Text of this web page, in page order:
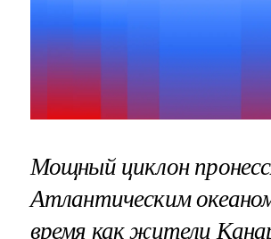
Мощный циклон
Атлантическим
время как жители